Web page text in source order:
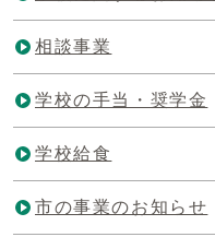
相談事業
学校の手当・奨学金
学校給食
市の事業のお知らせ